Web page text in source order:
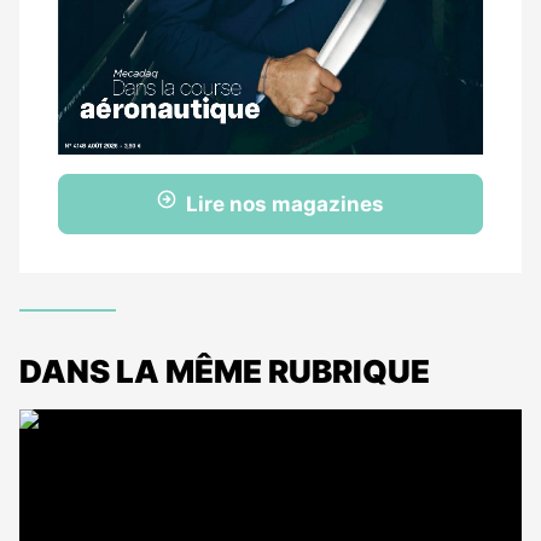
Lire nos magazines
DANS LA MÊME RUBRIQUE